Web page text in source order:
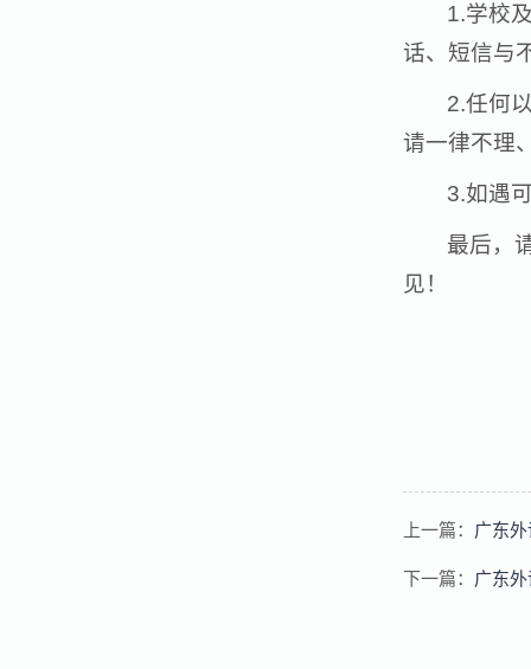
1.学校
话、短信与
2.任何
请一律不理
3.如遇
最后，
见！
上一篇： 广东
下一篇： 广东